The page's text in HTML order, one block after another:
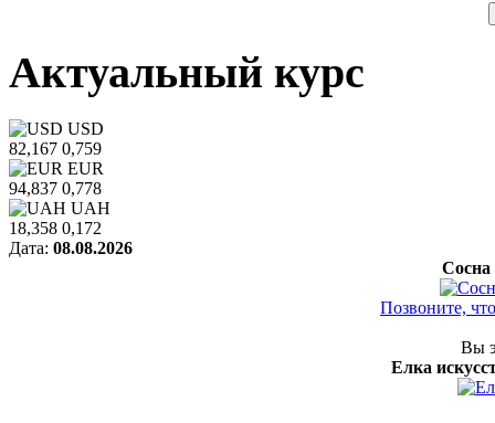
Актуальный курс
USD
82,167 0,759
EUR
94,837 0,778
UAH
18,358 0,172
Дата: 08.08.2026
Сосна
Позвоните,
Вы
Елка